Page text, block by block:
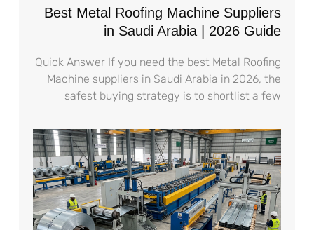
Best Metal Roofing Machine Suppliers
in Saudi Arabia | 2026 Guide
Quick Answer If you need the best Metal Roofing
Machine suppliers in Saudi Arabia in 2026, the
safest buying strategy is to shortlist a few